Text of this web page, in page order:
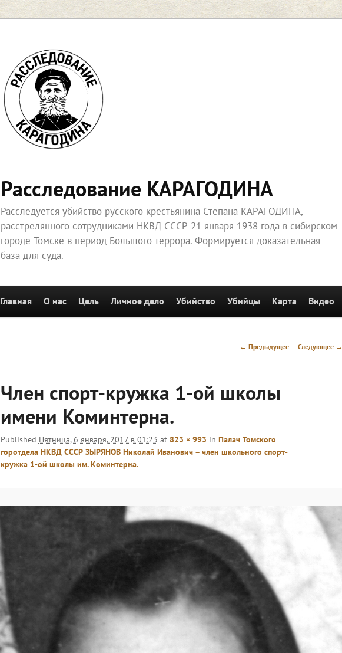
Расследование КАРАГОДИНА
Расследуется убийство русского крестьянина Степана КАРАГОДИНА,
расстрелянного сотрудниками НКВД СССР 21 января 1938 года в сибирском
городе Томске в период Большого террора. Формируется доказательная
база для суда.
Перейти к основному содержимому
Главная О нас Цель Личное дело Убийство Убийцы Карта Видео
Навигация
← Предыдущее Следующее →
Член спорт-кружка 1-ой школы
имени Коминтерна.
Published Пятница, 6 января, 2017 в 01:23 at 823 × 993 in Палач Томского
горотдела НКВД СССР ЗЫРЯНОВ Николай Иванович – член школьного спорт-
кружка 1-ой школы им. Коминтерна.